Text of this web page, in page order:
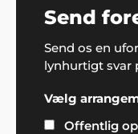
Send
Send os en
lynhurtigt svar
Vælg
Offentlig